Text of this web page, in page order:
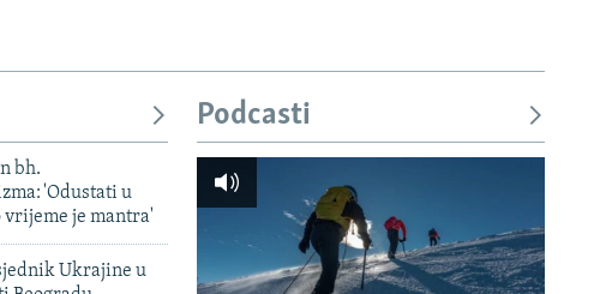
bh.
'Odustati u
vrijeme je mantra'
Ukrajine u
Podcasti